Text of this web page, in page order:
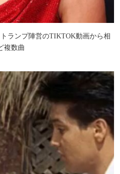
ランプ陣営のTIKTOK動画から相
複数曲